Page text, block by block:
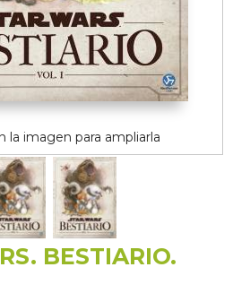
la imagen para ampliarla
BESTIARIO.